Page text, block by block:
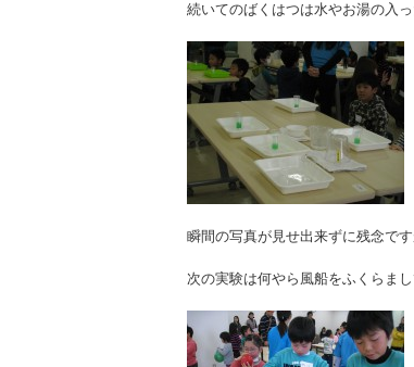
続いてのばくはつは水やお湯の入
瞬間の写真が見せ出来ずに残念で
次の実験は何やら風船をふくらま